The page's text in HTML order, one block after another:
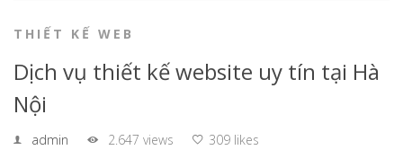
THIẾT KẾ WEB
Dịch vụ thiết kế website uy tín tại Hà
Nội
admin 2.647 views
309 likes